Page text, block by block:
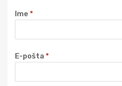
Ime *
E-pošta *